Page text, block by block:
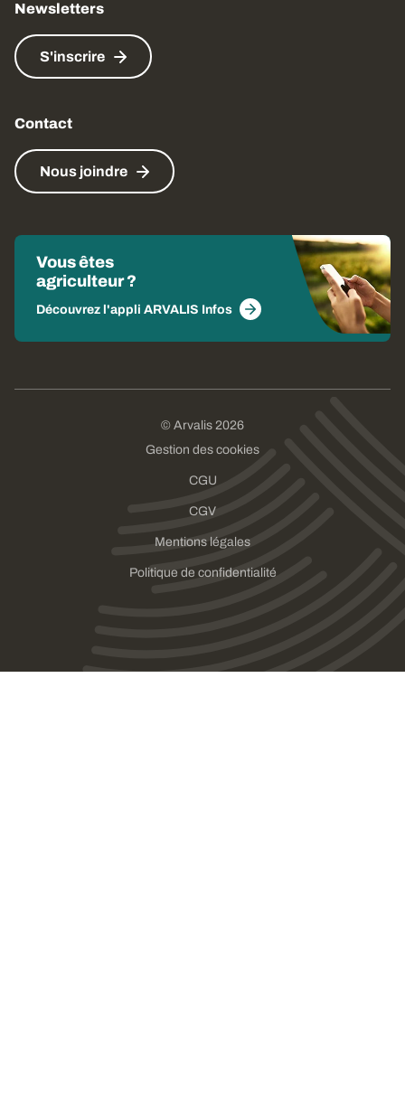
Newsletters
S'inscrire
Contact
Nous joindre
Vous êtes
agriculteur ?
Découvrez l'appli ARVALIS Infos
© Arvalis 2026
Gestion des cookies
CGU
CGV
Mentions légales
Politique de confidentialité